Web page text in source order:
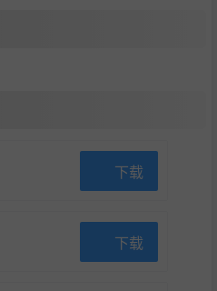
下载
下载